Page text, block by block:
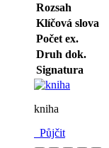
Rozsah
Klíčová slova
Počet ex.
Druh dok.
Signatura
kniha
Půjčit